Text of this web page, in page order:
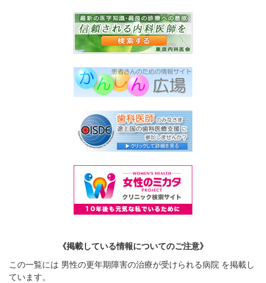
《掲載している情報についてのご注意》
この一覧には 男性の更年期障害の治療が受けられる病院 を掲載し
ています。